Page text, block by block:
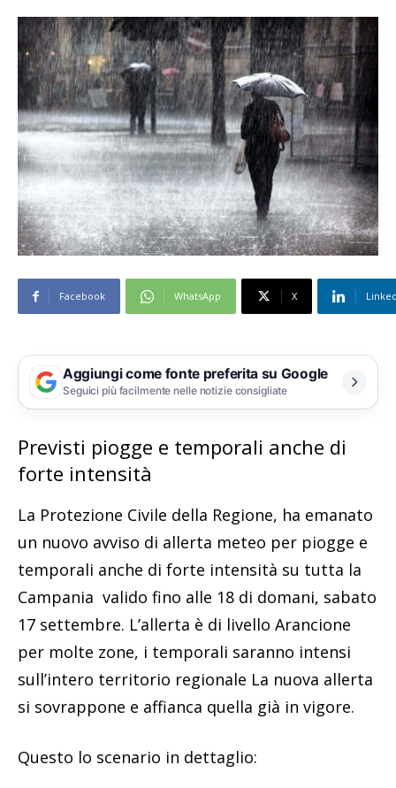
Facebook WhatsApp X
Aggiungi come fonte preferita su Google
Seguici più facilmente nelle notizie consigliate
Previsti piogge e temporali anche di
forte intensità
La Protezione Civile della Regione, ha emanato
un nuovo avviso di allerta meteo per piogge e
temporali anche di forte intensità su tutta la
Campania valido fino alle 18 di domani, sabato
17 settembre. L’allerta è di livello Arancione
per molte zone, i temporali saranno intensi
sull’intero territorio regionale La nuova allerta
si sovrappone e affianca quella già in vigore.
Questo lo scenario in dettaglio: